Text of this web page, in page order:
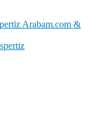
Arabam.com &